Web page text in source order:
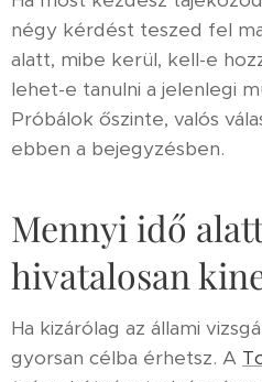
négy kérdést teszed fel
alatt, mibe kerül, kell-e
lehet-e tanulni a jelenlegi
Próbálok őszinte, valós
ebben a bejegyzésben.
Mennyi idő
hivatalosan
Ha kizárólag az állami
gyorsan célba érhetsz. A